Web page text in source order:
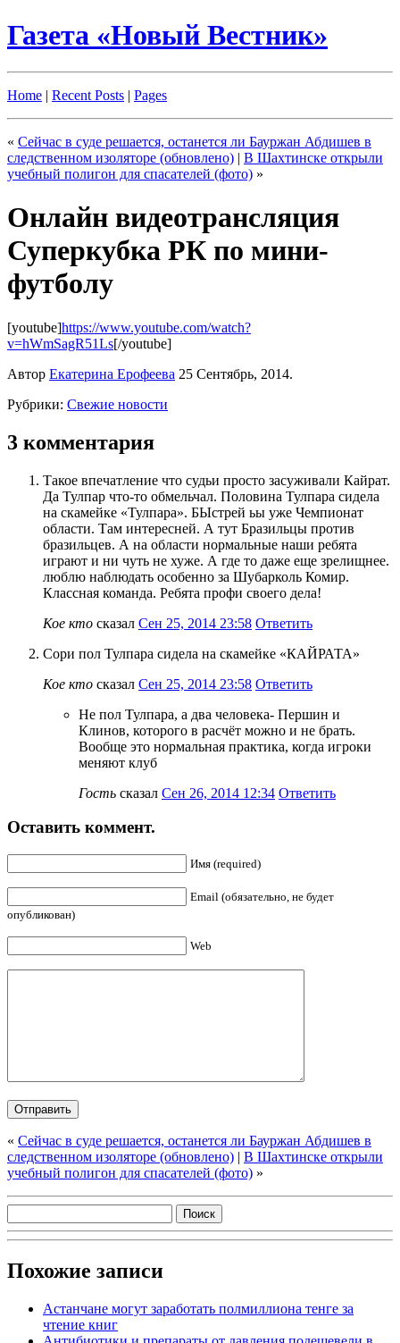
Газета «Новый Вестник»
Home | Recent Posts | Pages
« Сейчас в суде решается, останется ли Бауржан Абдишев в
следственном изоляторе (обновлено) | В Шахтинске открыли
учебный полигон для спасателей (фото) »
Онлайн видеотрансляция
Суперкубка РК по мини-
футболу
[youtube]https://www.youtube.com/watch?
v=hWmSagR51Ls[/youtube]
Автор Екатерина Ерофеева 25 Сентябрь, 2014.
Рубрики: Свежие новости
3 комментария
Такое впечатление что судьи просто засуживали Кайрат.
Да Тулпар что-то обмельчал. Половина Тулпара сидела
на скамейке «Тулпара». БЫстрей ьы уже Чемпионат
области. Там интересней. А тут Бразильцы против
бразильцев. А на области нормальные наши ребята
играют и ни чуть не хуже. А где то даже еще зрелищнее.
люблю наблюдать особенно за Шубарколь Комир.
Классная команда. Ребята профи своего дела!
Кое кто сказал Сен 25, 2014 23:58 Ответить
Сори пол Тулпара сидела на скамейке «КАЙРАТА»
Кое кто сказал Сен 25, 2014 23:58 Ответить
Не пол Тулпара, а два человека- Першин и
Клинов, которого в расчёт можно и не брать.
Вообще это нормальная практика, когда игроки
меняют клуб
Гость сказал Сен 26, 2014 12:34 Ответить
Оставить коммент.
Имя (required)
Email (обязательно, не будет
опубликован)
Web
« Сейчас в суде решается, останется ли Бауржан Абдишев в
следственном изоляторе (обновлено) | В Шахтинске открыли
учебный полигон для спасателей (фото) »
Похожие записи
Астанчане могут заработать полмиллиона тенге за
чтение книг